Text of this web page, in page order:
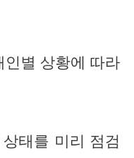
별 상황에 따라
태를 미리 점검